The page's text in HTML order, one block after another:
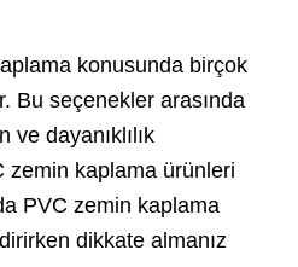
konusunda birçok
Bu seçenekler arasında
ve dayanıklılık
zemin kaplama ürünleri
PVC zemin kaplama
dikkate almanız